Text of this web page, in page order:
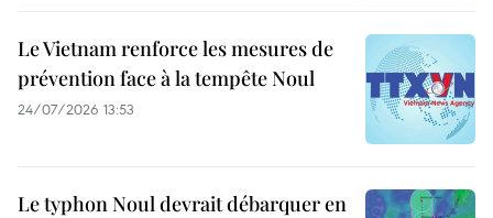
Le Vietnam renforce les mesures de
prévention face à la tempête Noul
24/07/2026 13:53
Le typhon Noul devrait débarquer en